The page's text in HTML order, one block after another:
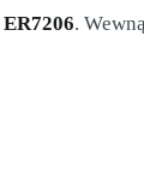
ER7206.